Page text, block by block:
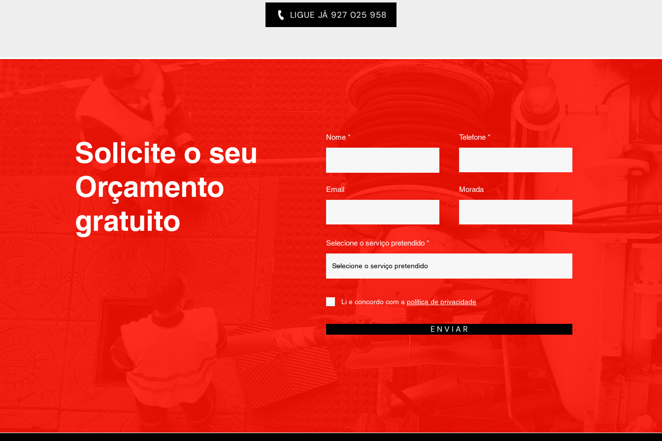
LIGUE JÁ 927 025 958
Solicite o seu
Orçamento
gratuito
Nome
Email
Telefone
Morada
Selecione o serviço pretendido
Li e concordo com a política de privacidade
E N V I A R